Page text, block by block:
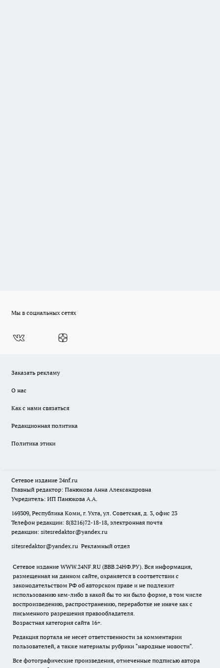
Мы в социальных сетях
Заказать рекламу
О нас
Как с нами связаться
Редакционная политика
Политика этики
Сетевое издание 24nf.ru
Главный редактор: Панюкова Анна Александровна
Учредитель: ИП Панюкова А.А.
169309, Республика Коми, г. Ухта, ул. Советская, д. 3, офис 23
Телефон редакции: 8(8216)72-18-18, электронная почта
редакции: sitesredaktor@yandex.ru
sitesredaktor@yandex.ru Рекламный отдел
Сетевое издание WWW.24NF.RU (ВВВ.24НФ.РУ). Вся информация,
размещенная на данном сайте, охраняется в соответствии с
законодательством РФ об авторском праве и не подлежит
использованию кем-либо в какой бы то ни было форме, в том числе
воспроизведению, распространению, переработке не иначе как с
письменного разрешения правообладателя.
Возрастная категория сайта 16+.
Редакция портала не несет ответственности за комментарии
пользователей, а также материалы рубрики "народные новости".
Все фотографические произведения, отмеченные подписью автора